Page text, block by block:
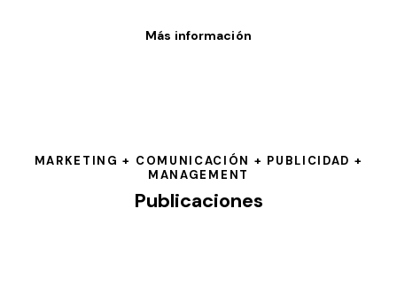
Más información
MARKETING + COMUNICACIÓN + PUBLICIDAD +
MANAGEMENT
Publicaciones